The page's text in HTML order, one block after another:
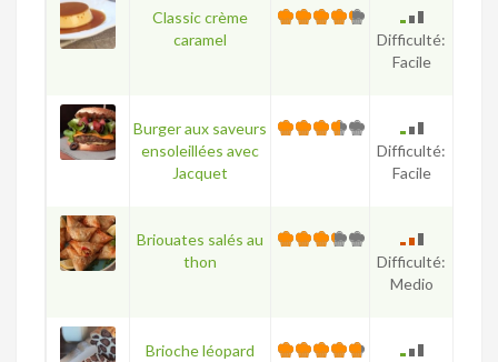
Classic crème
caramel
Difficulté:
Facile
Burger aux saveurs
ensoleillées avec
Jacquet
Difficulté:
Facile
Briouates salés au
thon
Difficulté:
Medio
Brioche léopard